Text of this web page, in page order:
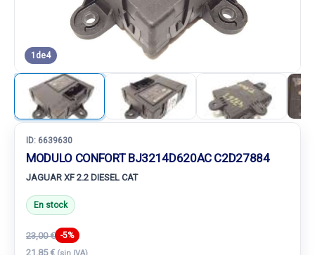
1 de4
ID: 6639630
MODULO CONFORT BJ3214D620AC C2D27884
JAGUAR XF 2.2 DIESEL CAT
En stock
23,00 € -5%
21.85 €